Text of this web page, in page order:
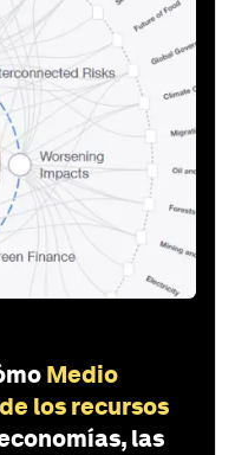
Medio
los recursos
las